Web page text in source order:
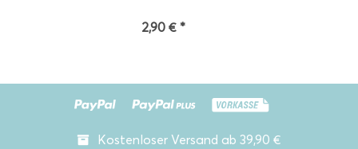
2,90 € *
Kostenloser Versand ab 39,90 €